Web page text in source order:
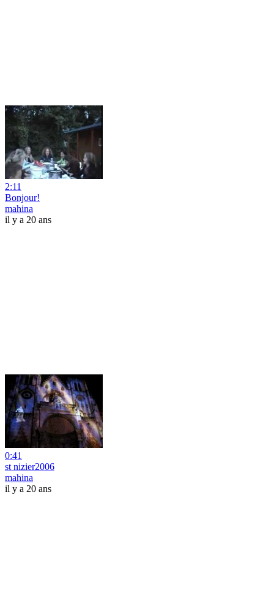
2:11
Bonjour!
mahina
il y a 20 ans
0:41
st nizier2006
mahina
il y a 20 ans